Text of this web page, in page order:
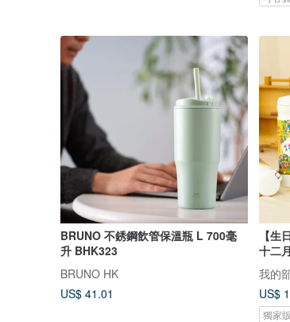
BRUNO 不銹鋼飲管保溫瓶 L 700毫
升 BHK323
BRUNO HK
US$ 41.01
【生
十二
我的
US$
獨家